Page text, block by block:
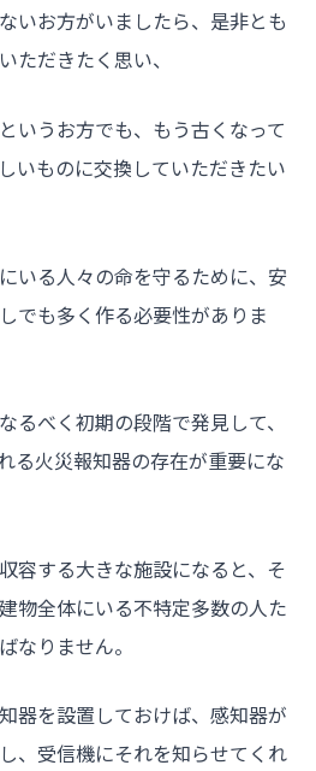
いお方がいましたら、是非とも
ただきたく思い、
いうお方でも、もう古くなって
いものに交換していただきたい
いる人々の命を守るために、安
でも多く作る必要性がありま
るべく初期の段階で発見して、
る火災報知器の存在が重要にな
容する大きな施設になると、そ
物全体にいる不特定多数の人た
なりません。
器を設置しておけば、感知器が
、受信機にそれを知らせてくれ